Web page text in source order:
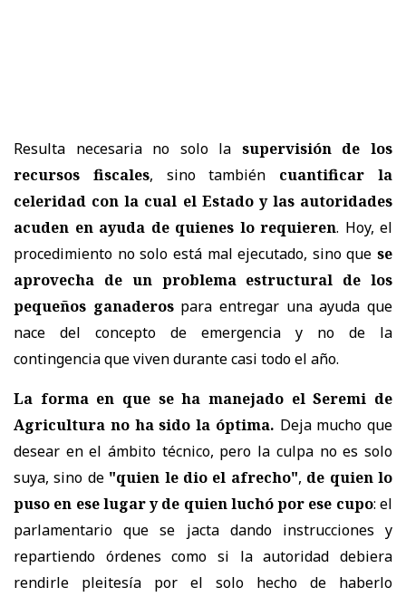
Resulta necesaria no solo la supervisión de los
recursos fiscales, sino también cuantificar la
celeridad con la cual el Estado y las autoridades
acuden en ayuda de quienes lo requieren. Hoy, el
procedimiento no solo está mal ejecutado, sino que se
aprovecha de un problema estructural de los
pequeños ganaderospara entregar una ayuda que
nace del concepto de emergencia y no de la
contingencia que viven durante casi todo el año.
La forma en que se ha manejado el Seremi de
Agricultura no ha sido la óptima. Deja mucho que
desear en el ámbito técnico, pero la culpa no es solo
suya, sino de "quien le dio el afrecho", de quien lo
puso en ese lugar y de quien luchó por ese cupo: el
parlamentario que se jacta dando instrucciones y
repartiendo órdenes como si la autoridad debiera
rendirle pleitesía por el solo hecho de haberlo